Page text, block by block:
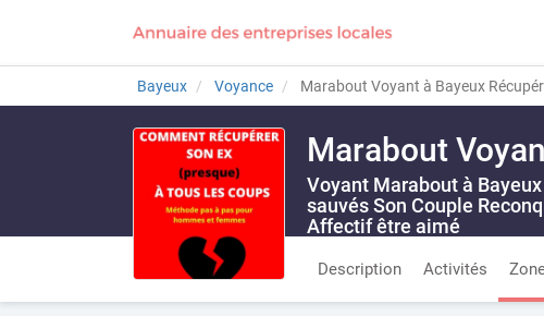
Bayeux Voyance Marabout Voyant à Bayeux
Marabout
Voyant Marabout à
sauvés Son Couple
Affectif être aimé
Description Activités